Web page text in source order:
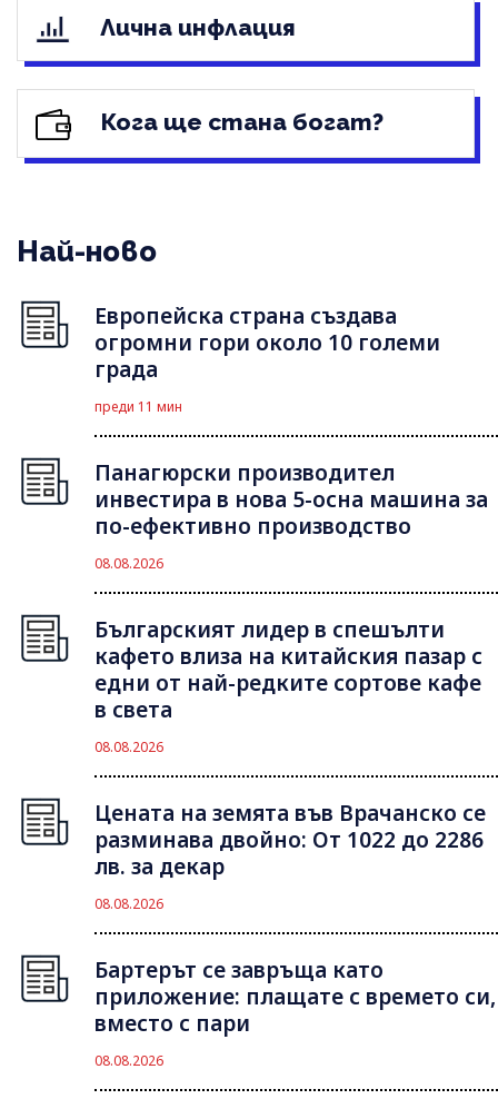
Лична инфлация
Кога ще стана богат?
Най-ново
Европейска страна създава
огромни гори около 10 големи
града
преди 11 мин
Панагюрски производител
инвестира в нова 5-осна машина за
по-ефективно производство
08.08.2026
Българският лидер в спешълти
кафето влиза на китайския пазар с
едни от най-редките сортове кафе
в света
08.08.2026
Цената на земята във Врачанско се
разминава двойно: От 1022 до 2286
лв. за декар
08.08.2026
Бартерът се завръща като
приложение: плащате с времето си,
вместо с пари
08.08.2026